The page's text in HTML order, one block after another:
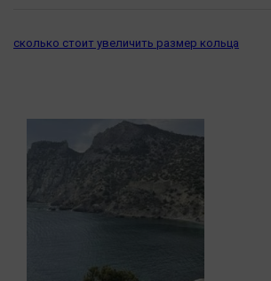
сколько стоит увеличить размер кольца